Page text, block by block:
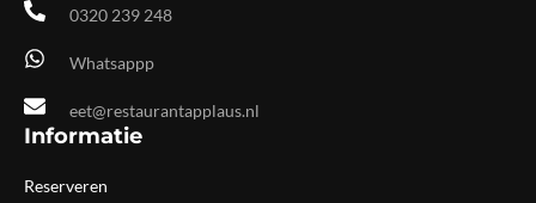
0320 239 248
Whatsappp
eet@restaurantapplaus.nl
Informatie
Reserveren